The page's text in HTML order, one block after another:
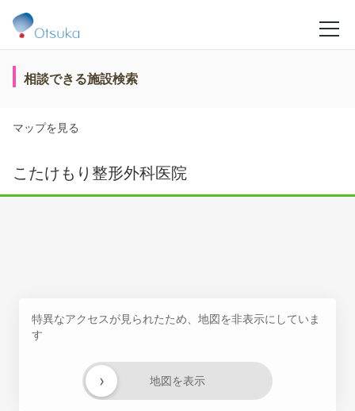
相談できる施設検索
マップを見る
こたけもり整形外科医院
特異なアクセスが見られたため、地図を非表示にしていま
す
地図を表示
›